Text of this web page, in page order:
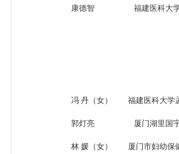
康德智 福建医科大学附属第
冯 丹（女） 福建医科大学孟
郭灯亮 厦门湖里国宇门诊
林 媛（女） 厦门市妇幼保健